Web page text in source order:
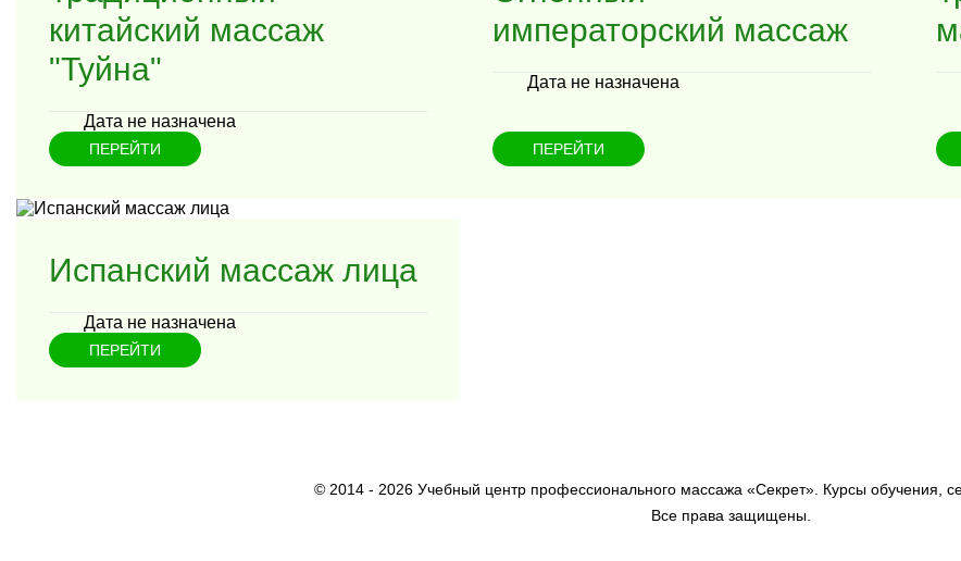
китайский массаж
"Туйна"
Дата не назначена
ПЕРЕЙТИ
императорский массаж
Дата не назначена
ПЕРЕЙТИ
Испанский массаж лица
Дата не назначена
ПЕРЕЙТИ
© 2014 - 2026 Учебный центр профессионального массажа «Секрет». Курсы обучения,
Все права защищены.